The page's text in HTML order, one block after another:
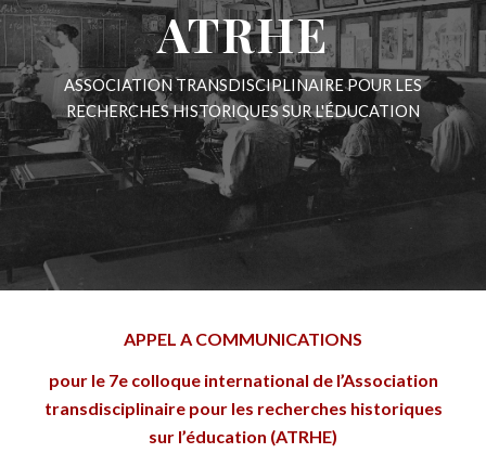
ATRHE
ASSOCIATION TRANSDISCIPLINAIRE POUR LES
RECHERCHES HISTORIQUES SUR L'ÉDUCATION
APPEL A COMMUNICATIONS
pour le 7e colloque international de l’Association
transdisciplinaire pour les recherches historiques
sur l’éducation (ATRHE)